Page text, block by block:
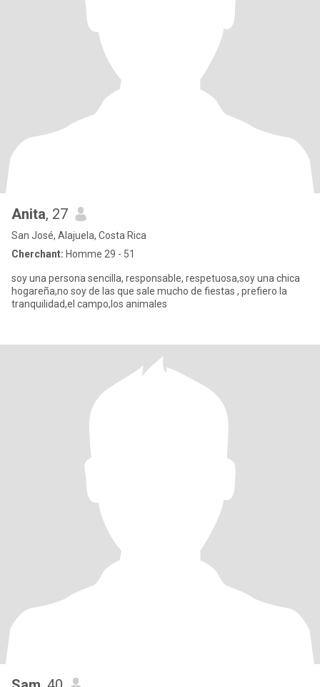
Anita, 27
San José, Alajuela, Costa Rica
Cherchant: Homme 29 - 51
soy una persona sencilla, responsable, respetuosa,soy una chica
hogareña,no soy de las que sale mucho de fiestas , prefiero la
tranquilidad,el campo,los animales